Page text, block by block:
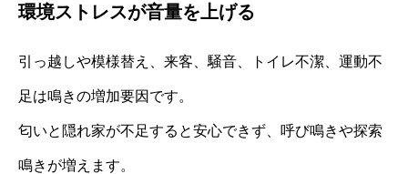
環境ストレスが音量を上げる
引っ越しや模様替え、来客、騒音、トイレ不潔、運動不
足は鳴きの増加要因です。
匂いと隠れ家が不足すると安心できず、呼び鳴きや探索
鳴きが増えます。